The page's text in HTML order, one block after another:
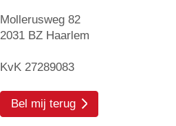
Mollerusweg 82
2031 BZ Haarlem
KvK 27289083
Bel mij terug